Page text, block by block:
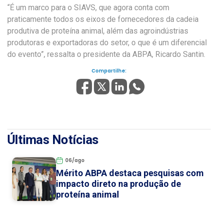
“É um marco para o SIAVS, que agora conta com
praticamente todos os eixos de fornecedores da cadeia
produtiva de proteína animal, além das agroindústrias
produtoras e exportadoras do setor, o que é um diferencial
do evento”, ressalta o presidente da ABPA, Ricardo Santin.
Compartilhe:
Últimas Notícias
06/ago
Mérito ABPA destaca pesquisas com
impacto direto na produção de
proteína animal